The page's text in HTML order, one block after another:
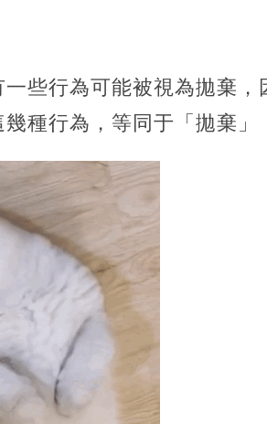
些行為可能被視為拋棄
種行為，等同于「拋棄」